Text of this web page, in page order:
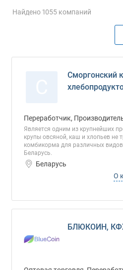
Найдено 1055 компаний
Сморгонский
Переработчик,
Является одним из крупнейших
крупы овсяной, каш и хлопьев не
комбикорма для различных
Беларусь.
Беларусь
О
БЛЮКОИН,